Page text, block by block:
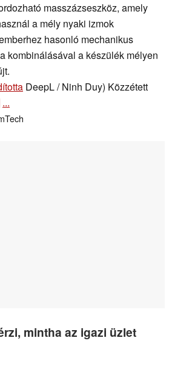
masszázseszköz, amely
a mély nyaki izmok
hasonló mechanikus
kombinálásával a készülék mélyen
DeepL / Ninh Duy) Közzétett
...
mintha az igazi üzlet